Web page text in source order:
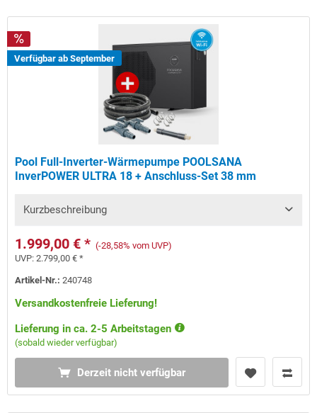
Verfügbar ab September
Pool Full-Inverter-Wärmepumpe POOLSANA
InverPOWER ULTRA 18 + Anschluss-Set 38 mm
Kurzbeschreibung
1.999,00 € * (-28,58% vom UVP)
UVP:2.799,00 € *
Artikel-Nr.:240748
Versandkostenfreie Lieferung!
Lieferung in ca. 2-5 Arbeitstagen
(sobald wieder verfügbar)
Derzeit nicht verfügbar